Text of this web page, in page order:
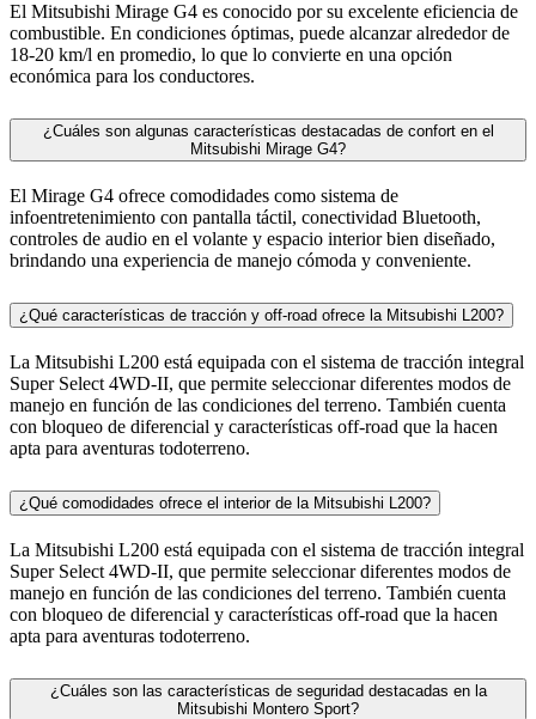
El Mitsubishi Mirage G4 es conocido por su excelente eficiencia de
combustible. En condiciones óptimas, puede alcanzar alrededor de
18-20 km/l en promedio, lo que lo convierte en una opción
económica para los conductores.
¿Cuáles son algunas características destacadas de confort en el
Mitsubishi Mirage G4?
El Mirage G4 ofrece comodidades como sistema de
infoentretenimiento con pantalla táctil, conectividad Bluetooth,
controles de audio en el volante y espacio interior bien diseñado,
brindando una experiencia de manejo cómoda y conveniente.
¿Qué características de tracción y off-road ofrece la Mitsubishi L200?
La Mitsubishi L200 está equipada con el sistema de tracción integral
Super Select 4WD-II, que permite seleccionar diferentes modos de
manejo en función de las condiciones del terreno. También cuenta
con bloqueo de diferencial y características off-road que la hacen
apta para aventuras todoterreno.
¿Qué comodidades ofrece el interior de la Mitsubishi L200?
La Mitsubishi L200 está equipada con el sistema de tracción integral
Super Select 4WD-II, que permite seleccionar diferentes modos de
manejo en función de las condiciones del terreno. También cuenta
con bloqueo de diferencial y características off-road que la hacen
apta para aventuras todoterreno.
¿Cuáles son las características de seguridad destacadas en la
Mitsubishi Montero Sport?